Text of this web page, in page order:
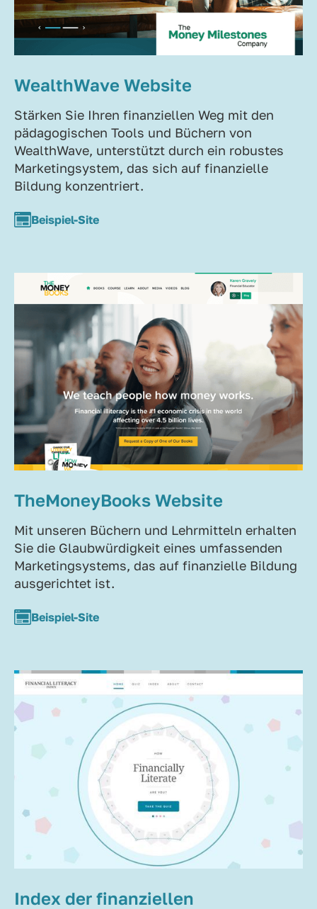
WealthWave Website
Stärken Sie Ihren finanziellen Weg mit den
pädagogischen Tools und Büchern von
WealthWave, unterstützt durch ein robustes
Marketingsystem, das sich auf finanzielle
Bildung konzentriert.
Beispiel-Site
TheMoneyBooks Website
Mit unseren Büchern und Lehrmitteln erhalten
Sie die Glaubwürdigkeit eines umfassenden
Marketingsystems, das auf finanzielle Bildung
ausgerichtet ist.
Beispiel-Site
Index der finanziellen